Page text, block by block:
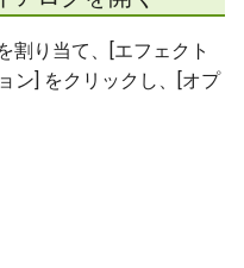
割り当て、[エフェクト
ン] をクリックし、[オプ